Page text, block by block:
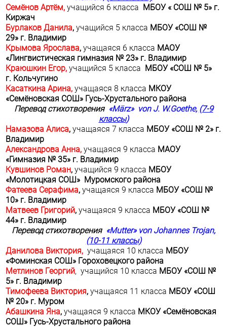
Семёнов Артём, учащийся 6 класса МБОУ « СОШ № 5» г.
Киржач
Бурлаков Данила,учащийся 5 класса МБОУ «СОШ №
29» г. Владимир
Крымова Ярослава,учащаяся 6 класса МАОУ
«Лингвистическая гимназия № 23» г. Владимир
Краюшкин Егор,учащийся 5 класса МБОУ «СОШ № 5»
г. Кольчугино
Касаткина Арина,учащаяся 8 класса МКОУ
«Семёновская СОШ» Гусь-Хрустального района
Перевод стихотворения «März» von J. W.Goethe, (7-9
классы)
Намазова Алиса, учащаяся 7 класса МБОУ «СОШ № 2» г.
Владимир
Александрова Анна, учащаяся 9 класса МАОУ
«Гимназия № 35» г. Владимир
Кувшинов Роман,учащийся 9 класса МБОУ
«Молотицкая СОШ» Муромского района
Фатеева Серафима,учащаяся 9 класса МБОУ «СОШ №
10» г. Владимир
Матвеев Григорий,учащаяся 9 класса МБОУ «СОШ №
44» г. Владимир
Перевод стихотворения «Mutter» von Johannes Trojan,
(10-11 классы)
Данилова Виктория, учащаяся 10 класса МБОУ
«Фоминская СОШ» Гороховецкого района
Метлинов Георгий, учащийся 10 класса МБОУ «СОШ №
5» г. Владимир
Тимофеева Виктория,учащаяся 11 класса МБОУ «СОШ
№ 20» г. Муром
Абашкина Яна,учащаяся 9 класса МКОУ «Семёновская
СОШ» Гусь-Хрустального района